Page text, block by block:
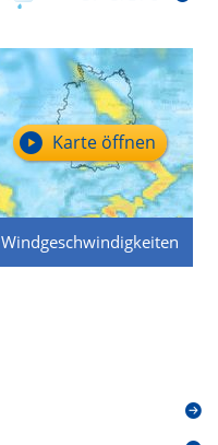
Windgeschwindigkeiten
Karte öffnen